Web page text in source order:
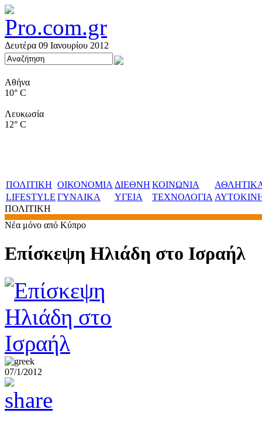
Δευτέρα 09 Ιανουρίου 2012
Αθήνα
10° C
Λευκωσία
12° C
ΠΟΛΙΤΙΚΗ ΟΙΚΟΝΟΜΙΑ ΔΙΕΘΝΗ ΚΟΙΝΩΝΙΑ
LIFESTYLE ΓΥΝΑΙΚΑ ΥΓΕΙΑ ΤΕΧΝΟΛΟΓΙΑ
ΠΟΛΙΤΙΚΗ
Νέα μόνο από Κύπρο
Επίσκεψη Ηλιάδη στο Ισραήλ
07/1/2012